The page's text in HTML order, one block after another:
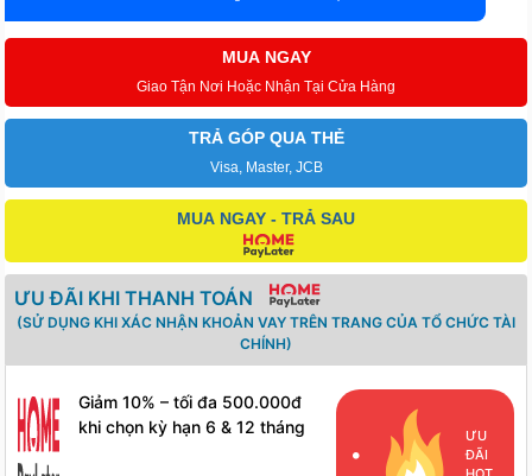
MUA NGAY
Giao Tận Nơi Hoặc Nhận Tại Cửa Hàng
TRẢ GÓP QUA THẺ
Visa, Master, JCB
MUA NGAY - TRẢ SAU
ƯU ĐÃI KHI THANH TOÁN
(SỬ DỤNG KHI XÁC NHẬN KHOẢN VAY TRÊN TRANG CỦA TỔ CHỨC TÀI
CHÍNH)
Giảm 10% – tối đa 500.000đ
khi chọn kỳ hạn 6 & 12 tháng
ƯU
ĐÃI